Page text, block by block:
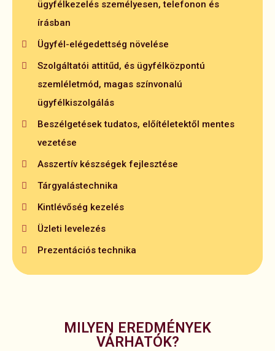
ügyfélkezelés személyesen, telefonon és
írásban
Ügyfél-elégedettség növelése
Szolgáltatói attitűd, és ügyfélközpontú
szemléletmód, magas színvonalú
ügyfélkiszolgálás
Beszélgetések tudatos, előítéletektől mentes
vezetése
Asszertív készségek fejlesztése
Tárgyalástechnika
Kintlévőség kezelés
Üzleti levelezés
Prezentációs technika
Panasz- és reklamációkezelés
Együttműködés fejlesztése
gondolkodásmód
A sikeres értékesítő
A bizalom kialakítása
Az eredményes értékesítés technikái telefonon,
személyesen
Kimenő hívások, értékesítési kampányok
Lead generálás
zárási technikák
Stresszkezelés
Energetizálás
Vezetői szerepek, feladatok
Vezetői visszajelzések
Teljesítményértékelő beszélgetések vezetése
Motiválási technikák, eszközök
Kiégés megelőzése
MILYEN EREDMÉNYEK
VÁRHATÓK?